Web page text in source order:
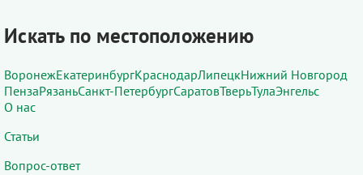
Искать по местоположению
ВоронежЕкатеринбургКраснодарЛипецкНижний Новгород
ПензаРязаньСанкт-ПетербургСаратовТверьТулаЭнгельс
О нас
Статьи
Вопрос-ответ